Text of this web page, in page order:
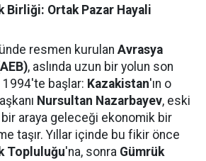
Birliği: Ortak Pazar Hayali
resmen kurulan Avrasya
, aslında uzun bir yolun son
1994'te başlar: Kazakistan'ın o
Nursultan Nazarbayev, eski
araya geleceği ekonomik bir
taşır. Yıllar içinde bu fikir önce
Topluluğu'na, sonra Gümrük